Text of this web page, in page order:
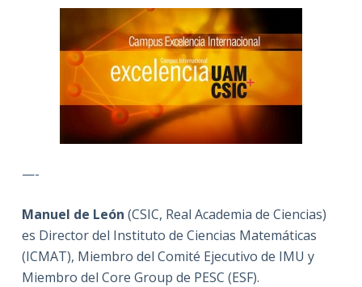
—-
Manuel de León (CSIC, Real Academia de Ciencias)
es Director del Instituto de Ciencias Matemáticas
(ICMAT), Miembro del Comité Ejecutivo de IMU y
Miembro del Core Group de PESC (ESF).